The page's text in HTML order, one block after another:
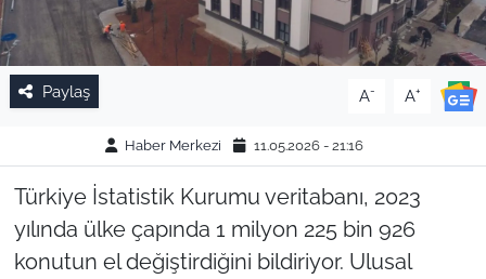
Paylaş A- A+
Haber Merkezi 11.05.2026 - 21:16
Türkiye İstatistik Kurumu veritabanı, 2023
yılında ülke çapında 1 milyon 225 bin 926
konutun el değiştirdiğini bildiriyor. Ulusal